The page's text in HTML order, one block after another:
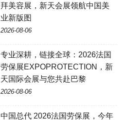
拜美容展，新天会展领航中国美
业新版图
2026-08-06
专业深耕，链接全球：2026法国
劳保展EXPOPROTECTION，新
天国际会展与您共赴巴黎
2026-08-06
中国总代 2026法国劳保展，今年